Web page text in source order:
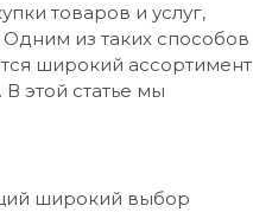
товаров и услуг,
из таких способов
широкий ассортимент
этой статье мы
широкий выбор